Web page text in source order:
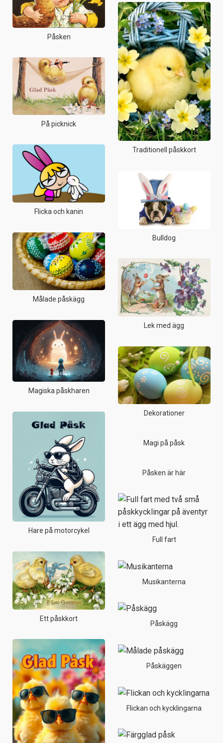
Påsken
På picknick
Flicka och kanin
Målade påskägg
Magiska påskharen
Hare på motorcykel
Ett påskkort
Traditionell påskkort
Bulldog
Lek med ägg
Dekorationer
Magi på påsk
Påsken är här
Full fart
Musikanterna
Påskägg
Påskäggen
Flickan och kycklingarna